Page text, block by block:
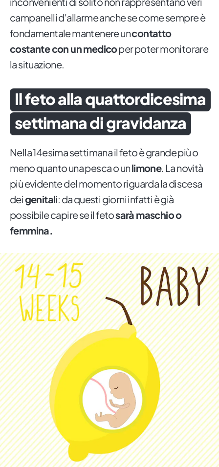
campanelli d'allarme anche se come sempre è
fondamentale mantenere uncontatto
costante con un medicoper poter monitorare
la situazione.
Il feto alla quattordicesima
settimana di gravidanza
Nella 14esima settimana il feto è grande più o
meno quanto una pesca o unlimone. La novità
più evidente del momento riguarda la discesa
deigenitali: da questi giorni infatti è già
possibile capire se il fetosarà maschio o
femmina.